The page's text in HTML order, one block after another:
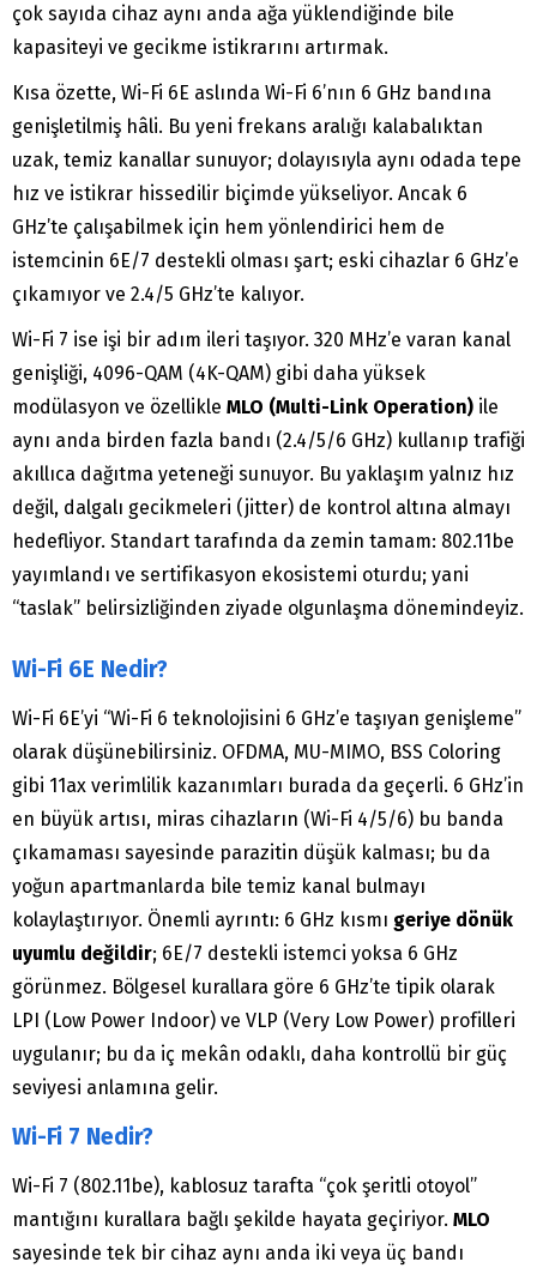
çok sayıda cihaz aynı anda ağa yüklendiğinde bile
kapasiteyi ve gecikme istikrarını artırmak.
Kısa özette, Wi-Fi 6E aslında Wi-Fi 6’nın 6 GHz bandına
genişletilmiş hâli. Bu yeni frekans aralığı kalabalıktan
uzak, temiz kanallar sunuyor; dolayısıyla aynı odada tepe
hız ve istikrar hissedilir biçimde yükseliyor. Ancak 6
GHz’te çalışabilmek için hem yönlendirici hem de
istemcinin 6E/7 destekli olması şart; eski cihazlar 6 GHz’e
çıkamıyor ve 2.4/5 GHz’te kalıyor.
Wi-Fi 7 ise işi bir adım ileri taşıyor. 320 MHz’e varan kanal
genişliği, 4096-QAM (4K-QAM) gibi daha yüksek
modülasyon ve özellikle MLO (Multi-Link Operation) ile
aynı anda birden fazla bandı (2.4/5/6 GHz) kullanıp trafiği
akıllıca dağıtma yeteneği sunuyor. Bu yaklaşım yalnız hız
değil, dalgalı gecikmeleri (jitter) de kontrol altına almayı
hedefliyor. Standart tarafında da zemin tamam: 802.11be
yayımlandı ve sertifikasyon ekosistemi oturdu; yani
“taslak” belirsizliğinden ziyade olgunlaşma dönemindeyiz.
Wi-Fi 6E Nedir?
Wi-Fi 6E’yi “Wi-Fi 6 teknolojisini 6 GHz’e taşıyan genişleme”
olarak düşünebilirsiniz. OFDMA, MU-MIMO, BSS Coloring
gibi 11ax verimlilik kazanımları burada da geçerli. 6 GHz’in
en büyük artısı, miras cihazların (Wi-Fi 4/5/6) bu banda
çıkamaması sayesinde parazitin düşük kalması; bu da
yoğun apartmanlarda bile temiz kanal bulmayı
kolaylaştırıyor. Önemli ayrıntı: 6 GHz kısmı geriye dönük
uyumlu değildir; 6E/7 destekli istemci yoksa 6 GHz
görünmez. Bölgesel kurallara göre 6 GHz’te tipik olarak
LPI (Low Power Indoor) ve VLP (Very Low Power) profilleri
uygulanır; bu da iç mekân odaklı, daha kontrollü bir güç
seviyesi anlamına gelir.
Wi-Fi 7 Nedir?
Wi-Fi 7 (802.11be), kablosuz tarafta “çok şeritli otoyol”
mantığını kurallara bağlı şekilde hayata geçiriyor. MLO
sayesinde tek bir cihaz aynı anda iki veya üç bandı